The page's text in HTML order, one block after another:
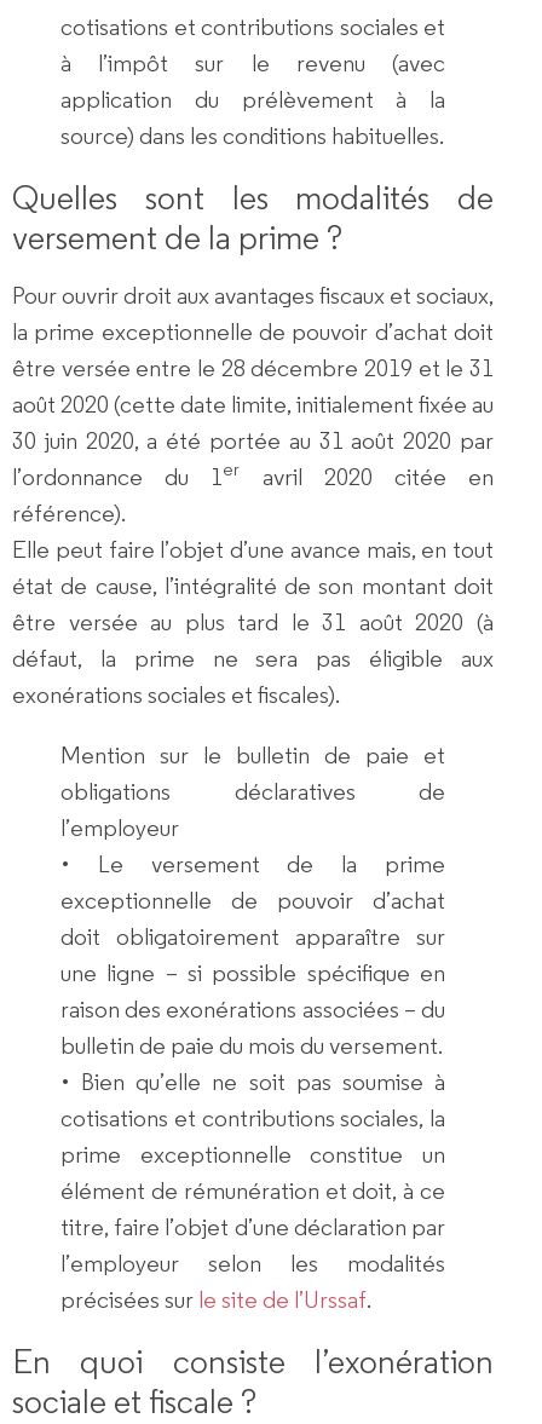
cotisations et contributions sociales et
à l’impôt sur le revenu (avec
application du prélèvement à la
source) dans les conditions habituelles.
Quelles sont les modalités de
versement de la prime ?
Pour ouvrir droit aux avantages fiscaux et sociaux,
la prime exceptionnelle de pouvoir d’achat doit
être versée entre le 28 décembre 2019 et le 31
août 2020 (cette date limite, initialement fixée au
30 juin 2020, a été portée au 31 août 2020 par
l’ordonnance du 1er
avril 2020 citée en
référence).
Elle peut faire l’objet d’une avance mais, en tout
état de cause, l’intégralité de son montant doit
être versée au plus tard le 31 août 2020 (à
défaut, la prime ne sera pas éligible aux
exonérations sociales et fiscales).
Mention sur le bulletin de paie et
obligations déclaratives de
l’employeur
• Le versement de la prime
exceptionnelle de pouvoir d’achat
doit obligatoirement apparaître sur
une ligne – si possible spécifique en
raison des exonérations associées – du
bulletin de paie du mois du versement.
• Bien qu’elle ne soit pas soumise à
cotisations et contributions sociales, la
prime exceptionnelle constitue un
élément de rémunération et doit, à ce
titre, faire l’objet d’une déclaration par
l’employeur selon les modalités
précisées sur le site de l’Urssaf.
En quoi consiste l’exonération
sociale et fiscale ?